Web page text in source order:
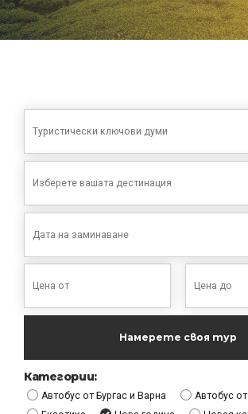
Намерете своя тур
Категории:
Aвтобус от Бургас и Варна
Автобус